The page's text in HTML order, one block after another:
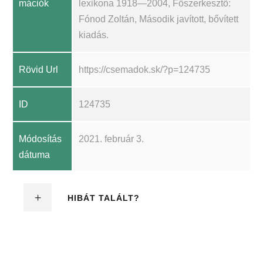
mációk
lexikona 1918—2004, Főszerkesztő:
Fónod Zoltán, Második javított, bővített
kiadás.
Rövid Url https://csemadok.sk/?p=124735
ID 124735
Módosítás
dátuma
2021. február 3.
HIBÁT TALÁLT?